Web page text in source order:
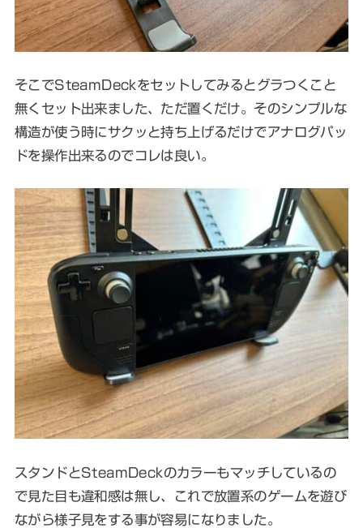
そこでSteamDeckをセットしてみるとグラつくこと
無くセット出来ました、ただ置くだけ。そのシンプルな
構造が使う時にサクッと持ち上げるだけでアナログパッ
ドを操作出来るのでコレは良い。
スタンドとSteamDeckのカラーもマッチしているの
で見た目も違和感は無し、これで放置系のゲームを遊び
ながら様子見をする事が容易になりました。